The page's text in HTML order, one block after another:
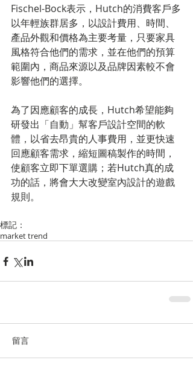
Fischel-Bock表示，Hutch的消費客戶多
以年輕族群居多，以設計費用、時間、
產品外觀和價格為主要考量，只要家具
風格符合他們的需求，並在他們的預算
範圍內，商品來源以及品牌因素較不會
影響他們的選擇。
為了因應顧客的成長，Hutch希望能夠
研發出「自動」幫客戶設計空間的軟
體，以省去昂貴的人事費用，並更快速
回應顧客需求，縮短圖稿製作的時間，
使顧客立即下單選購；若Hutch真的成
功的話，將會大大改變室內設計的遊戲
規則。
標記：
market trend
留言